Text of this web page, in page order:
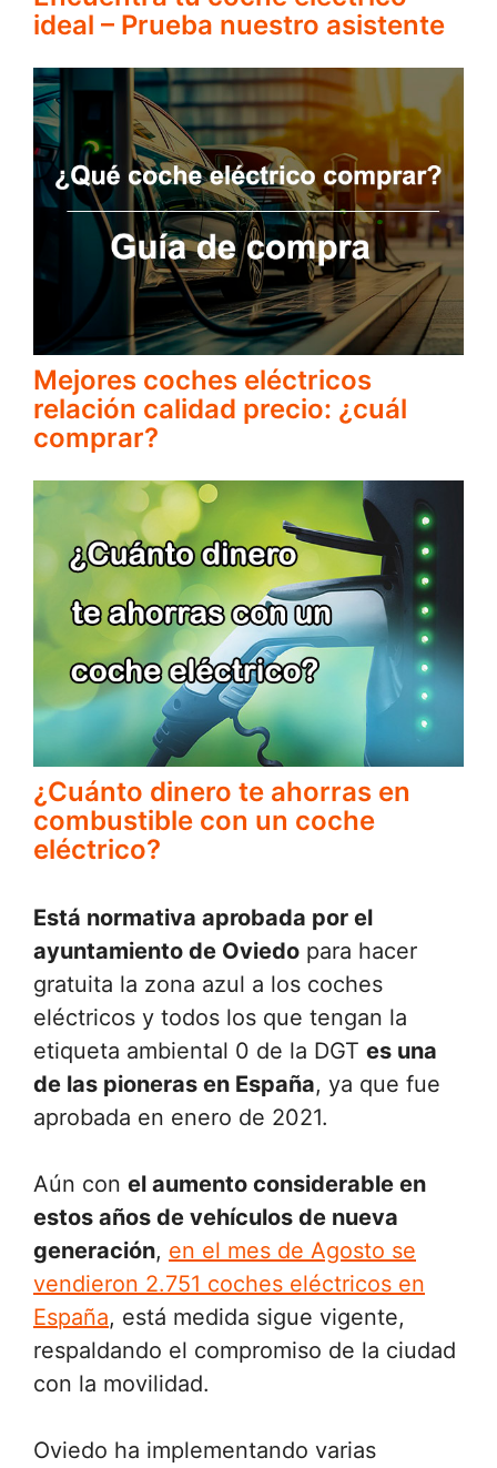
ideal – Prueba nuestro asistente
Mejores coches eléctricos
relación calidad precio: ¿cuál
comprar?
¿Cuánto dinero te ahorras en
combustible con un coche
eléctrico?
Está normativa aprobada por el
ayuntamiento de Oviedo para hacer
gratuita la zona azul a los coches
eléctricos y todos los que tengan la
etiqueta ambiental 0 de la DGT es una
de las pioneras en España, ya que fue
aprobada en enero de 2021.
Aún con el aumento considerable en
estos años de vehículos de nueva
generación, en el mes de Agosto se
vendieron 2.751 coches eléctricos en
España, está medida sigue vigente,
respaldando el compromiso de la ciudad
con la movilidad.
Oviedo ha implementando varias